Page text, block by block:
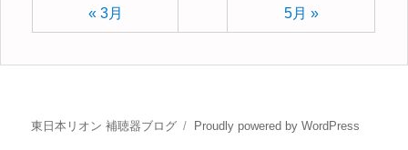
« 3月 5月 »
東日本リオン 補聴器ブログ Proudly powered by WordPress